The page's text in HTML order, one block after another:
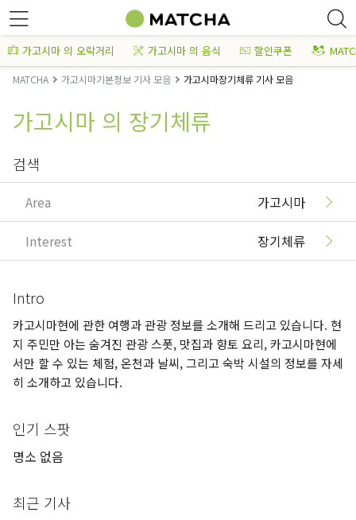
가고시마 의 오락거리 가고시마 의 음식 할인쿠폰
MATCHA 가고시마기본정보 기사 모음 가고시마장기체류 기사 모음
가고시마 의 장기체류
검색
Area 가고시마
Interest 장기체류
Intro
카고시마현에 관한 여행과 관광 정보를 소개해 드리고 있습니다. 현
지 주민만 아는 숨겨진 관광 스폿, 맛집과 향토 요리, 카고시마현에
서만 할 수 있는 체험, 온천과 날씨, 그리고 숙박 시설의 정보를 자세
히 소개하고 있습니다.
인기 스팟
명소 없음
최근 기사